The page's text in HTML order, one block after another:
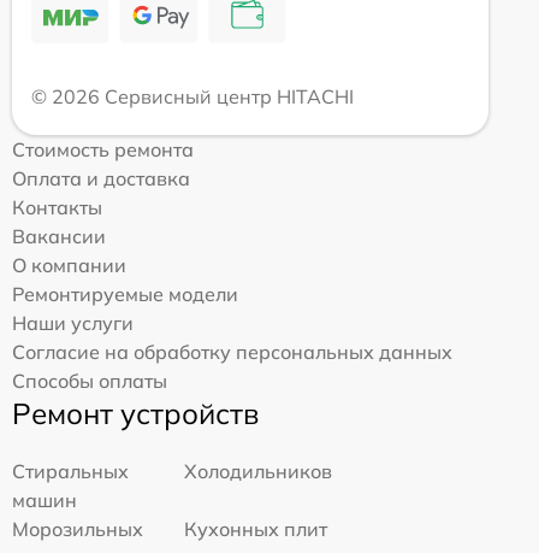
© 2026 Сервисный центр HITACHI
Стоимость ремонта
Оплата и доставка
Контакты
Вакансии
О компании
Ремонтируемые модели
Наши услуги
Согласие на обработку персональных данных
Способы оплаты
Ремонт устройств
Стиральных
машин
Холодильников
Морозильных
Кухонных плит